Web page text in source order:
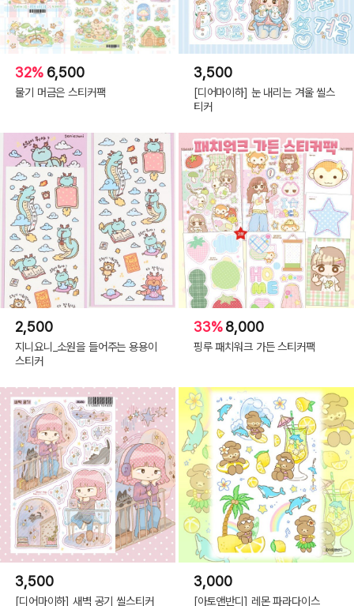
32% 6,500
물기 머금은 스티커팩
3,500
[디어마이하] 눈 내리는 겨울 씰스
티커
2,500
지니요니_소원을 들어주는 용용이
스티커
33%8,000
핑루 패치워크 가든 스티커팩
3,500
[디어마이하] 새벽 공기 씰스티커
3,000
[아토앤반디] 레몬 파라다이스